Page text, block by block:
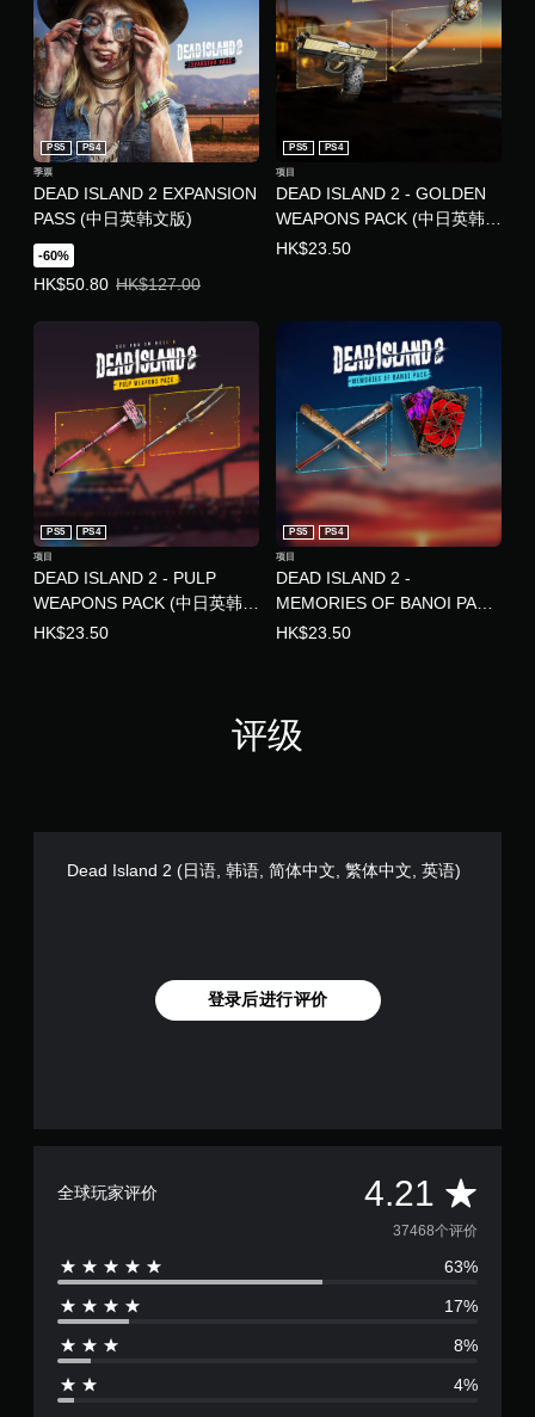
DEAD ISLAND 2 EXPANSION
PASS (中日英韩文版)
PS5 PS4
季票
-60%
HK$50.80
优惠价格，HK$50.80。原始价格，HK$127.00。
HK$127.00
DEAD ISLAND 2 - GOLDEN
WEAPONS PACK (中日英韩文
版)
PS5 PS4
项目
HK$23.50
DEAD ISLAND 2 - PULP
WEAPONS PACK (中日英韩文
版)
PS5 PS4
项目
HK$23.50
DEAD ISLAND 2 -
MEMORIES OF BANOI PACK
(中日英韩文版)
PS5 PS4
项目
HK$23.50
评级
Dead Island 2 (日语, 韩语, 简体中文, 繁体中文, 英语)
登录后进行评价
全球玩家评价 4.21 平
均
评
价
37468个评价
63%
17%
8%
4%